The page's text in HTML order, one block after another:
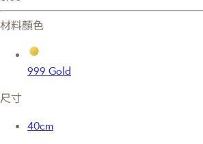
材料顏色
999 Gold
尺寸
40cm